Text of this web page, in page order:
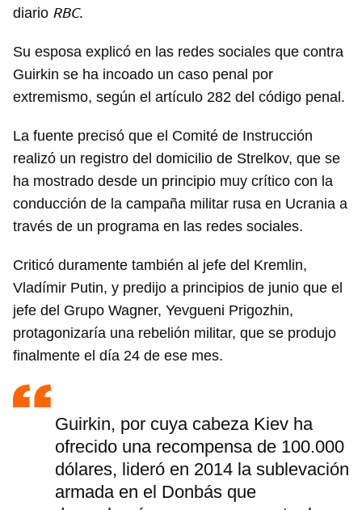
diario RBC.
Su esposa explicó en las redes sociales que contra
Guirkin se ha incoado un caso penal por
extremismo, según el artículo 282 del código penal.
La fuente precisó que el Comité de Instrucción
realizó un registro del domicilio de Strelkov, que se
ha mostrado desde un principio muy crítico con la
conducción de la campaña militar rusa en Ucrania a
través de un programa en las redes sociales.
Criticó duramente también al jefe del Kremlin,
Vladímir Putin, y predijo a principios de junio que el
jefe del Grupo Wagner, Yevgueni Prigozhin,
protagonizaría una rebelión militar, que se produjo
finalmente el día 24 de ese mes.
Guirkin, por cuya cabeza Kiev ha
ofrecido una recompensa de 100.000
dólares, lideró en 2014 la sublevación
armada en el Donbás que